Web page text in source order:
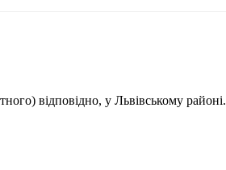
відповідно, у Львівському районі.